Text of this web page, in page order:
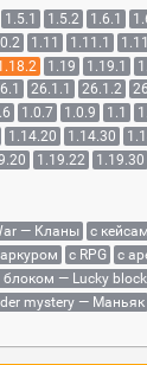
1.5.1 1.5.2 1.6.1
1.11 1.11.1
1.19 1.19.1
26.1.1 26.1.2
1.0.7 1.0.9 1.1
1.14.20 1.14.30
1.19.22 1.19.30
— Кланы с
с RPG с
блоком — Lucky block
mystery — Маньяк